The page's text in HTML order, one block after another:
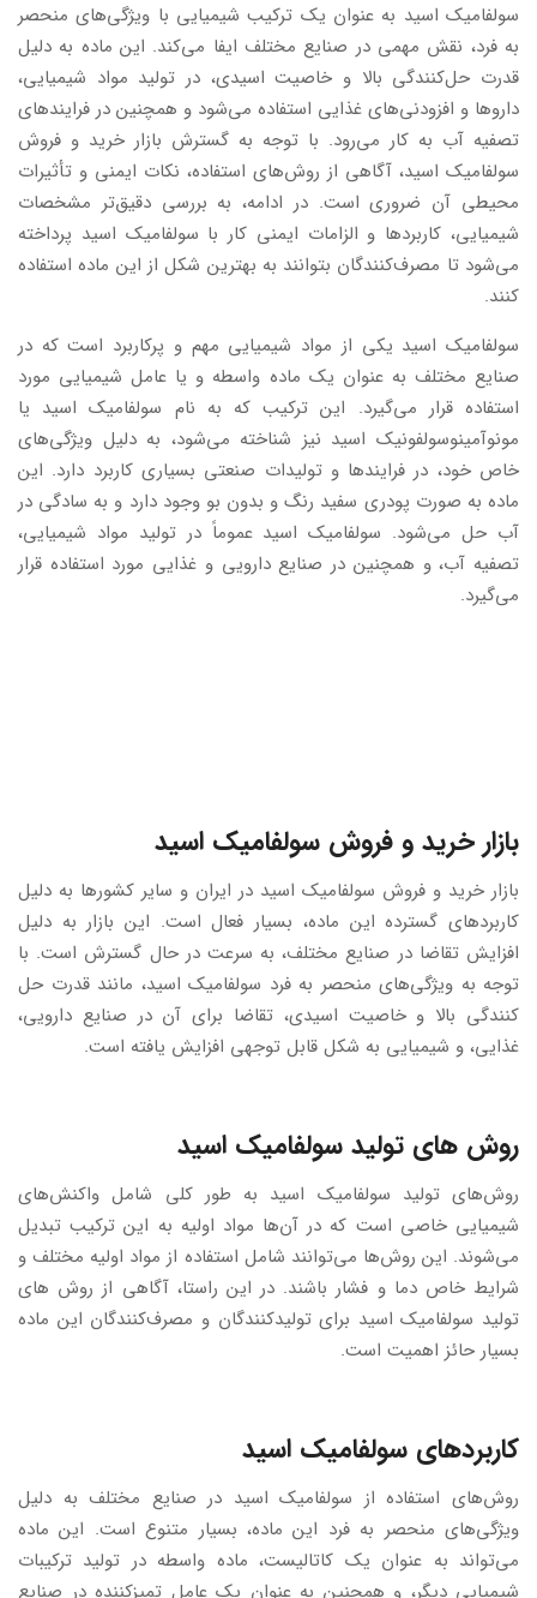
سولفامیک اسید به عنوان یک ترکیب شیمیایی با ویژگی‌های منحصر
به فرد، نقش مهمی در صنایع مختلف ایفا می‌کند. این ماده به دلیل
قدرت حل‌کنندگی بالا و خاصیت اسیدی، در تولید مواد شیمیایی،
داروها و افزودنی‌های غذایی استفاده می‌شود و همچنین در فرایندهای
تصفیه آب به کار می‌رود. با توجه به گسترش بازار خرید و فروش
سولفامیک اسید، آگاهی از روش‌های استفاده، نکات ایمنی و تأثیرات
محیطی آن ضروری است. در ادامه، به بررسی دقیق‌تر مشخصات
شیمیایی، کاربردها و الزامات ایمنی کار با سولفامیک اسید پرداخته
می‌شود تا مصرف‌کنندگان بتوانند به بهترین شکل از این ماده استفاده
کنند.
سولفامیک اسید یکی از مواد شیمیایی مهم و پرکاربرد است که در
صنایع مختلف به عنوان یک ماده واسطه و یا عامل شیمیایی مورد
استفاده قرار می‌گیرد. این ترکیب که به نام سولفامیک اسید یا
مونوآمینوسولفونیک اسید نیز شناخته می‌شود، به دلیل ویژگی‌های
خاص خود، در فرایندها و تولیدات صنعتی بسیاری کاربرد دارد. این
ماده به صورت پودری سفید رنگ و بدون بو وجود دارد و به سادگی در
آب حل می‌شود. سولفامیک اسید عموماً در تولید مواد شیمیایی،
تصفیه آب، و همچنین در صنایع دارویی و غذایی مورد استفاده قرار
می‌گیرد.
بازار خرید و فروش سولفامیک اسید
بازار خرید و فروش سولفامیک اسید در ایران و سایر کشورها به دلیل
کاربردهای گسترده این ماده، بسیار فعال است. این بازار به دلیل
افزایش تقاضا در صنایع مختلف، به سرعت در حال گسترش است. با
توجه به ویژگی‌های منحصر به فرد سولفامیک اسید، مانند قدرت حل
کنندگی بالا و خاصیت اسیدی، تقاضا برای آن در صنایع دارویی،
غذایی، و شیمیایی به شکل قابل توجهی افزایش یافته است.
روش های تولید سولفامیک اسید
روش‌های تولید سولفامیک اسید به طور کلی شامل واکنش‌های
شیمیایی خاصی است که در آن‌ها مواد اولیه به این ترکیب تبدیل
می‌شوند. این روش‌ها می‌توانند شامل استفاده از مواد اولیه مختلف و
شرایط خاص دما و فشار باشند. در این راستا، آگاهی از روش های
تولید سولفامیک اسید برای تولیدکنندگان و مصرف‌کنندگان این ماده
بسیار حائز اهمیت است.
کاربردهای سولفامیک اسید
روش‌های استفاده از سولفامیک اسید در صنایع مختلف به دلیل
ویژگی‌های منحصر به فرد این ماده، بسیار متنوع است. این ماده
می‌تواند به عنوان یک کاتالیست، ماده واسطه در تولید ترکیبات